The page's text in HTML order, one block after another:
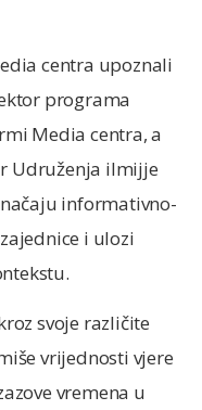
centra upoznali
programa
Media centra, a
Udruženja ilmijje
informativno-
i ulozi
svoje različite
vrijednosti vjere
vremena u